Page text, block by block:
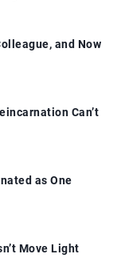
and Now
Can’t
as One
Move Light